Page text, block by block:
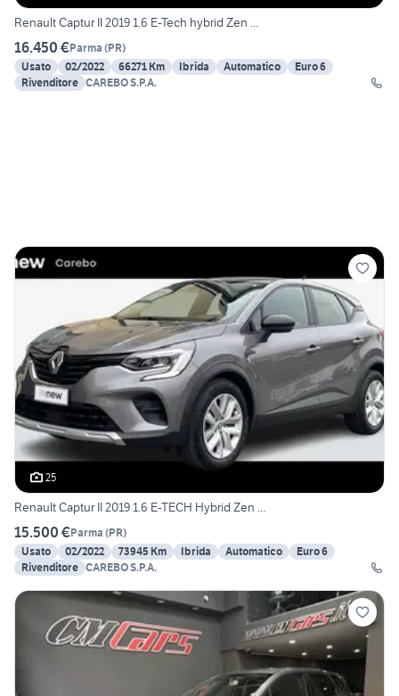
Renault Captur II 2019 1.6 E-Tech hybrid Zen ...
16.450 €Parma (PR)
Usato
02/2022 66271 Km Ibrida Automatico
Euro 6
Rivenditore CAREBO S.P.A.
25
Renault Captur II 2019 1.6 E-TECH Hybrid Zen ...
15.500 €Parma (PR)
Usato
02/2022 73945 Km Ibrida Automatico
Euro 6
Rivenditore CAREBO S.P.A.